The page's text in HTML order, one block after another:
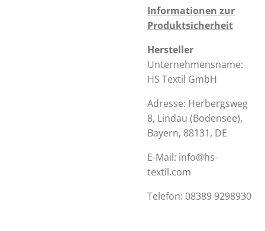
Informationen zur
Produktsicherheit
Hersteller
Unternehmensname:
HS Textil GmbH
Adresse: Herbergsweg
8, Lindau (Bodensee),
Bayern, 88131, DE
E-Mail: info@hs-
textil.com
Telefon: 08389 9298930